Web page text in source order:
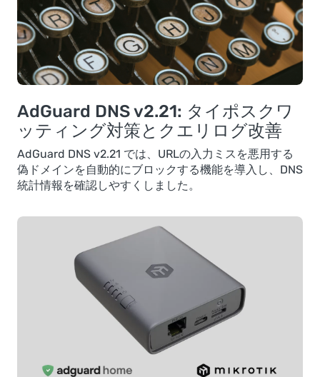
AdGuard DNS v2.21: タイポスクワ
ッティング対策とクエリログ改善
AdGuard DNS v2.21 では、URLの入力ミスを悪用する
偽ドメインを自動的にブロックする機能を導入し、DNS
統計情報を確認しやすくしました。